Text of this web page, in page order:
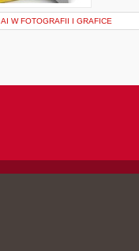
AI W FOTOGRAFII I GRAFICE